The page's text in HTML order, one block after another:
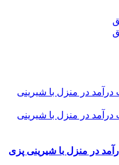
در منزل با شیرینی پزی